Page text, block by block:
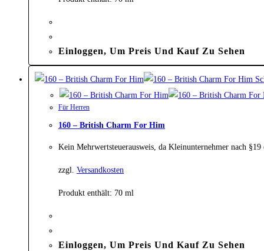
Einloggen, Um Preis Und Kauf Zu Sehen
Für Herren
160 – British Charm For Him
Kein Mehrwertsteuerausweis, da Kleinunternehmer nach
zzgl. Versandkosten
Produkt enthält: 70 ml
Einloggen, Um Preis Und Kauf Zu Sehen